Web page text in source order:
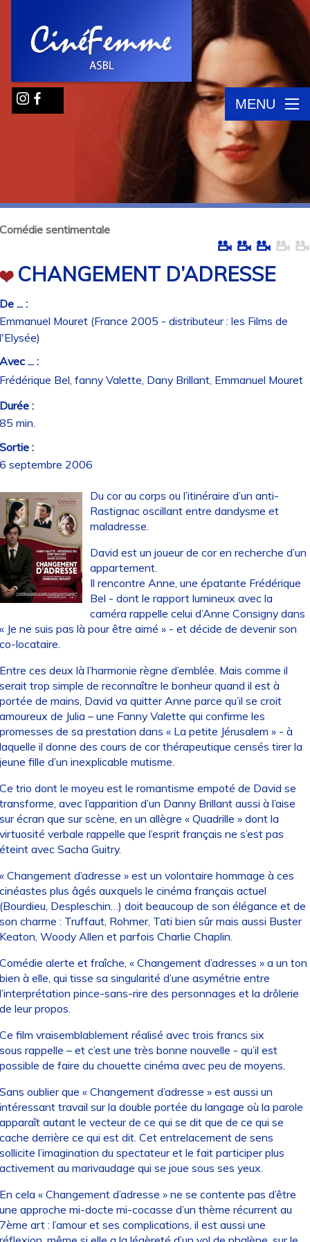
MENU
sentimentale
CHANGEMENT D’ADRESSE
... :
Mouret (France 2005 - distributeur : les Films de
... :
Bel, fanny Valette, Dany Brillant, Emmanuel Mouret
:
min.
:
septembre 2006
Du cor au corps ou l’itinéraire d’un anti-
Rastignac oscillant entre dandysme et
maladresse.
David est un joueur de cor en recherche d’un
appartement.
Il rencontre Anne, une épatante Frédérique
Bel - dont le rapport lumineux avec la
caméra rappelle celui d’Anne Consigny dans
Je ne suis pas là pour être aimé » - et décide de devenir son
locataire.
ces deux là l’harmonie règne d’emblée. Mais comme il
trop simple de reconnaître le bonheur quand il est à
de mains, David va quitter Anne parce qu’il se croit
de Julia – une Fanny Valette qui confirme les
de sa prestation dans « La petite Jérusalem » - à
il donne des cours de cor thérapeutique censés tirer la
fille d’un inexplicable mutisme.
trio dont le moyeu est le romantisme empoté de David se
avec l’apparition d’un Danny Brillant aussi à l’aise
écran que sur scène, en un allègre « Quadrille » dont la
verbale rappelle que l’esprit français ne s’est pas
avec Sacha Guitry.
Changement d’adresse » est un volontaire hommage à ces
plus âgés auxquels le cinéma français actuel
Despleschin…) doit beaucoup de son élégance et de
charme : Truffaut, Rohmer, Tati bien sûr mais aussi Buster
Woody Allen et parfois Charlie Chaplin.
alerte et fraîche, « Changement d’adresses » a un ton
à elle, qui tisse sa singularité d’une asymétrie entre
pince-sans-rire des personnages et la drôlerie
leur propos.
film vraisemblablement réalisé avec trois francs six
rappelle – et c’est une très bonne nouvelle - qu’il est
de faire du chouette cinéma avec peu de moyens.
oublier que « Changement d’adresse » est aussi un
travail sur la double portée du langage où la parole
autant le vecteur de ce qui se dit que de ce qui se
derrière ce qui est dit. Cet entrelacement de sens
l’imagination du spectateur et le fait participer plus
au marivaudage qui se joue sous ses yeux.
cela « Changement d’adresse » ne se contente pas d’être
approche mi-docte mi-cocasse d’un thème récurrent au
art : l’amour et ses complications, il est aussi une